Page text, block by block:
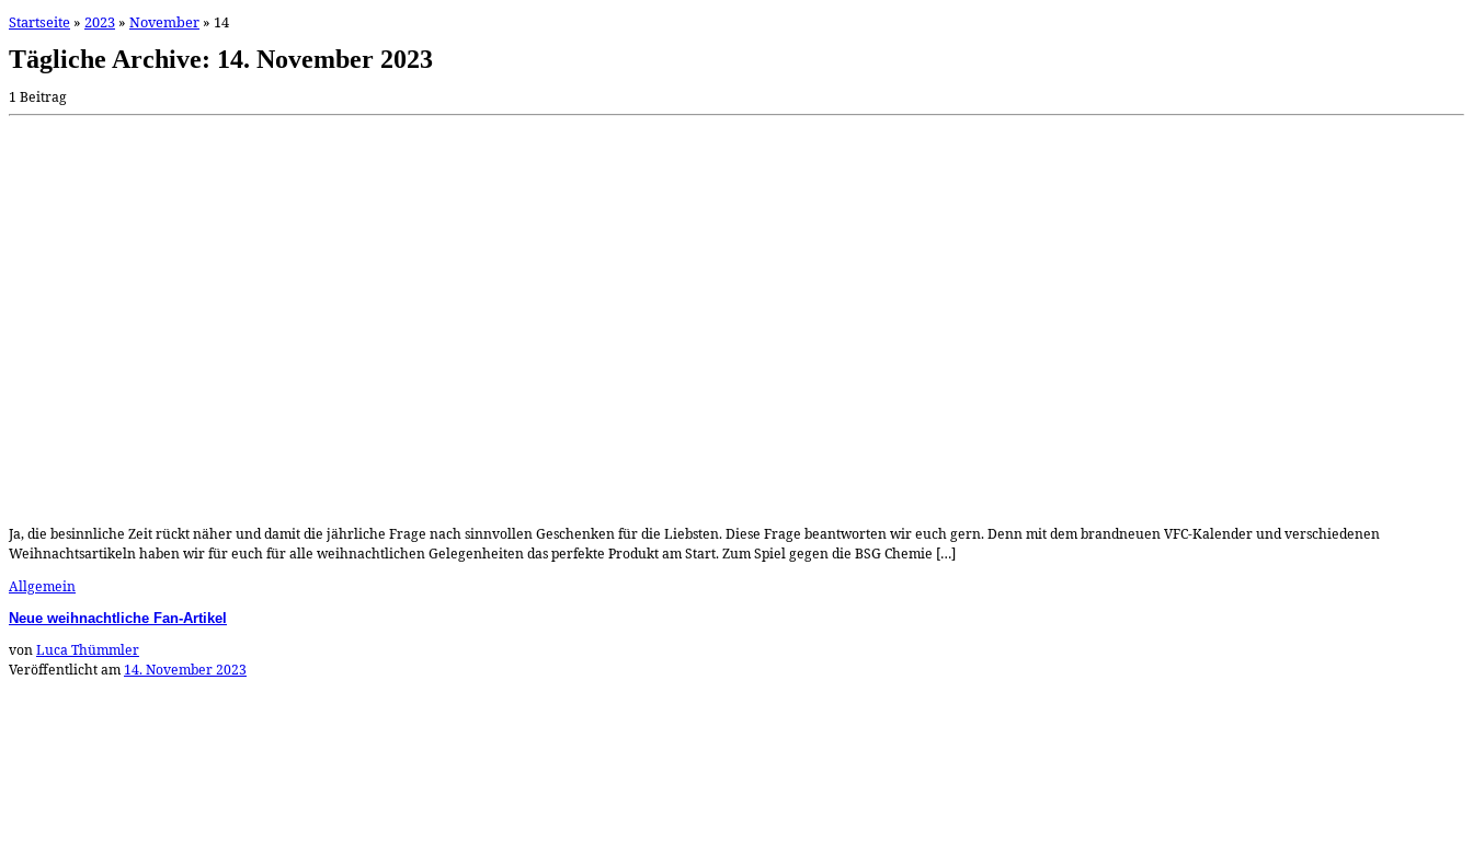
Startseite » 2023 » November » 14
Tägliche Archive: 14. November 2023
1 Beitrag
Ja, die besinnliche Zeit rückt näher und damit die jährliche Frage nach sinnvollen Geschenken für die Liebsten. Diese Frage beantworten wir euch gern. Denn mit dem brandneuen VFC-Kalender und verschiedenen
Weihnachtsartikeln haben wir für euch für alle weihnachtlichen Gelegenheiten das perfekte Produkt am Start. Zum Spiel gegen die BSG Chemie […]
Allgemein
Neue weihnachtliche Fan-Artikel
vonLuca Thümmler
Veröffentlicht am14. November 2023